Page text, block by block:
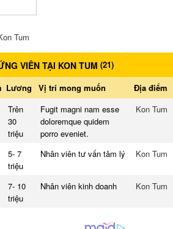
Tum
VIÊN TẠI KON TUM (21)
Lương Vị trí mong muốn
Địa điểm
Trên
30
triệu
Fugit magni nam esse
doloremque quidem
porro eveniet.
Kon Tum
5- 7
triệu
Nhân viên tư vấn tâm lý Kon Tum
7- 10
triệu
Nhân viên kinh doanh Kon Tum